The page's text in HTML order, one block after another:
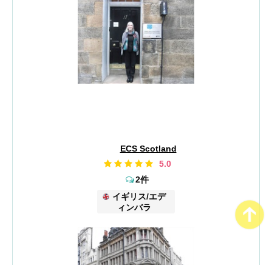
ECS Scotland
5.0
2件
イギリス/エデ
ィンバラ